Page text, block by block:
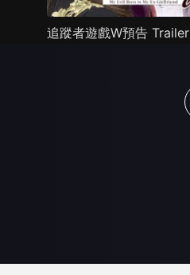
追蹤者遊戲W預告 Trailer